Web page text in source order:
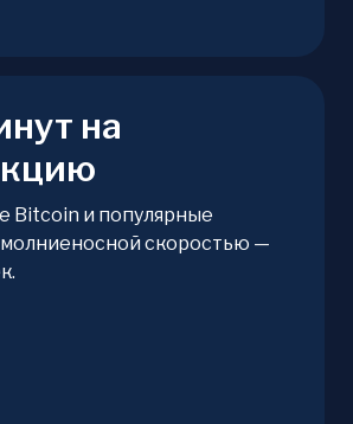
на
Bitcoin и популярные
скоростью —